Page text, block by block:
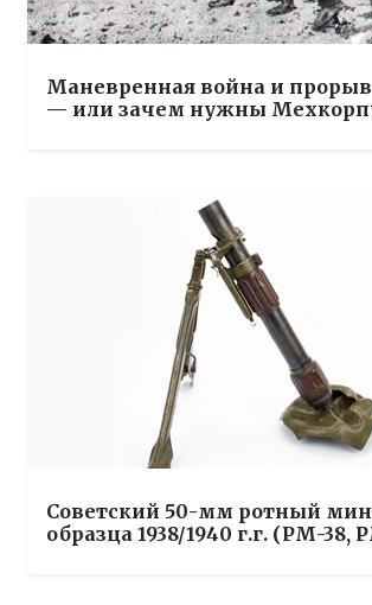
Маневренная война и
— или зачем нужны
Советский 50-мм ротный
образца 1938/1940 г.г. (РМ-38,